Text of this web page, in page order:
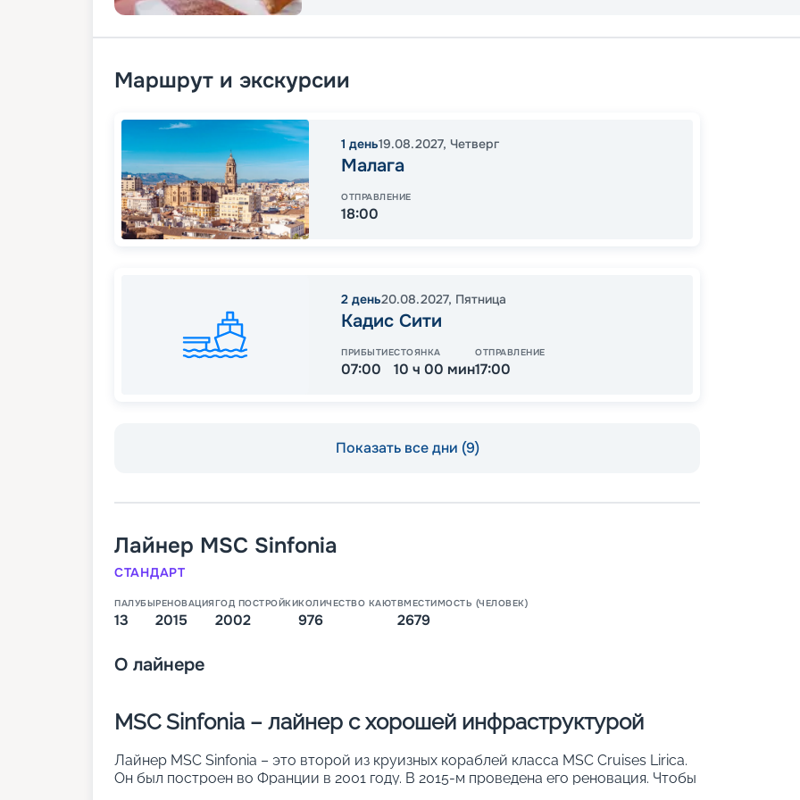
Маршрут и экскурсии
1 день19.08.2027, Четверг
Малага
ОТПРАВЛЕНИЕ
18:00
2 день20.08.2027, Пятница
Кадис Сити
ПРИБЫТИЕ
07:00
СТОЯНКА
10 ч 00 мин
ОТПРАВЛЕНИЕ
17:00
Показать все дни (9)
Лайнер MSC Sinfonia
СТАНДАРТ
ПАЛУБЫ
13
РЕНОВАЦИЯ
2015
ГОД ПОСТРОЙКИ
2002
КОЛИЧЕСТВО КАЮТ
976
ВМЕСТИМОСТЬ (ЧЕЛОВЕК)
2679
О лайнере
MSC Sinfonia – лайнер с хорошей инфраструктурой
Лайнер MSC Sinfonia – это второй из круизных кораблей класса MSC Cruises Lirica.
Он был построен во Франции в 2001 году. В 2015-м проведена его реновация. Чтобы